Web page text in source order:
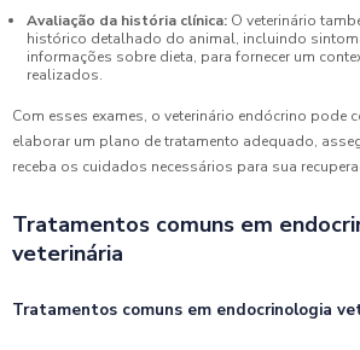
Avaliação da história clínica: O veterinário
histórico detalhado do animal, incluindo
informações sobre dieta, para fornecer um
realizados.
Com esses exames, o veterinário endócrino pode
elaborar um plano de tratamento adequado,
receba os cuidados necessários para sua
Tratamentos comuns em
veterinária
Tratamentos comuns em endocrinologia